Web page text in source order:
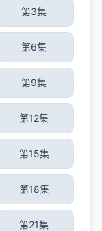
第3集
第6集
第9集
第12集
第15集
第18集
第21集